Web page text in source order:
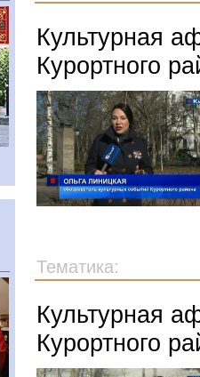
Культурная
Курортного
Тематика:
Культурная
Курортного